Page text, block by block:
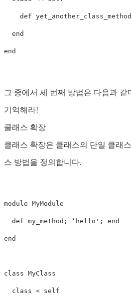
def
  end
end
그 중에서 세 번째 방법은 다음과 같
기억해라!
클래스 확장
클래스 확장은 클래스의 단일 클래
스 방법을 정의합니다.
module MyModule
  def my_method; ‘hello'; end
end
class MyClass
  class < self